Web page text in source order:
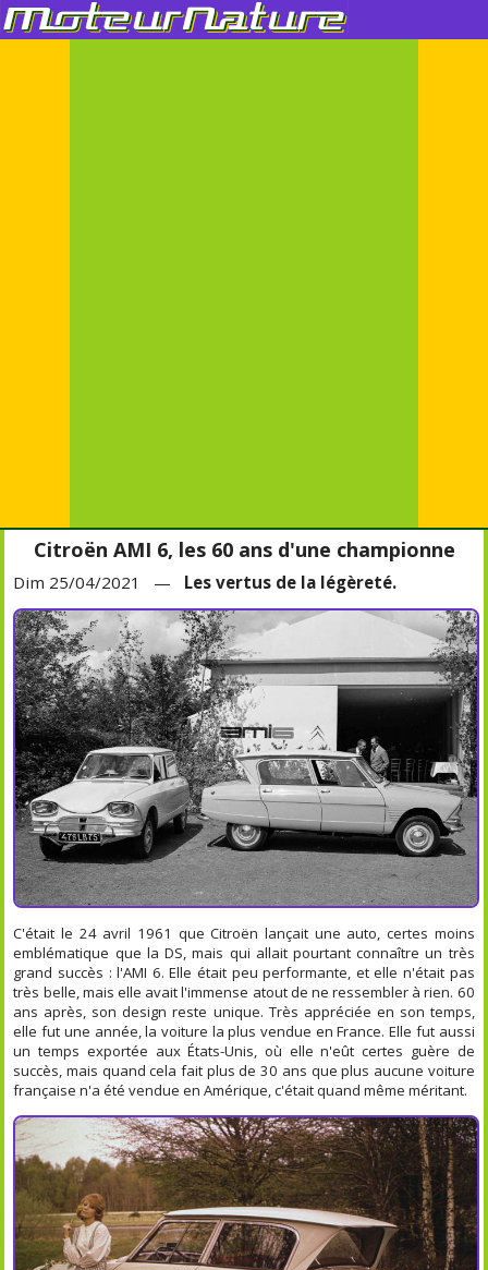
Citroën AMI 6, les 60 ans d'une championne
Dim 25/04/2021 — Les vertus de la légèreté.
C'était le 24 avril 1961 que Citroën lançait une auto, certes moins
emblématique que la DS, mais qui allait pourtant connaître un très
grand succès : l'AMI 6. Elle était peu performante, et elle n'était pas
très belle, mais elle avait l'immense atout de ne ressembler à rien. 60
ans après, son design reste unique. Très appréciée en son temps,
elle fut une année, la voiture la plus vendue en France. Elle fut aussi
un temps exportée aux États-Unis, où elle n'eût certes guère de
succès, mais quand cela fait plus de 30 ans que plus aucune voiture
française n'a été vendue en Amérique, c'était quand même méritant.